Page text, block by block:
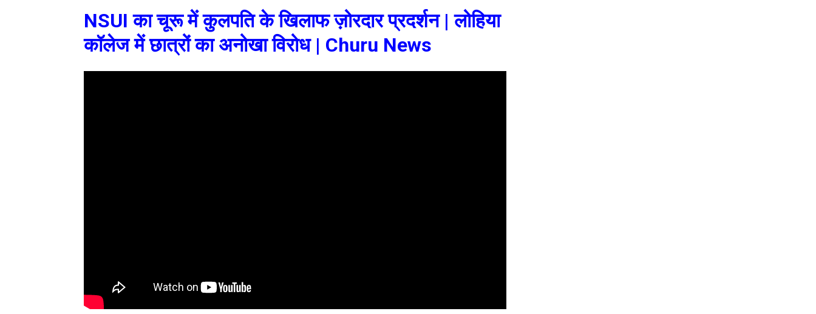
NSUI का चूरू में कुलपति के खिलाफ ज़ोरदार प्रदर्शन | लोहिया
कॉलेज में छात्रों का अनोखा विरोध | Churu News